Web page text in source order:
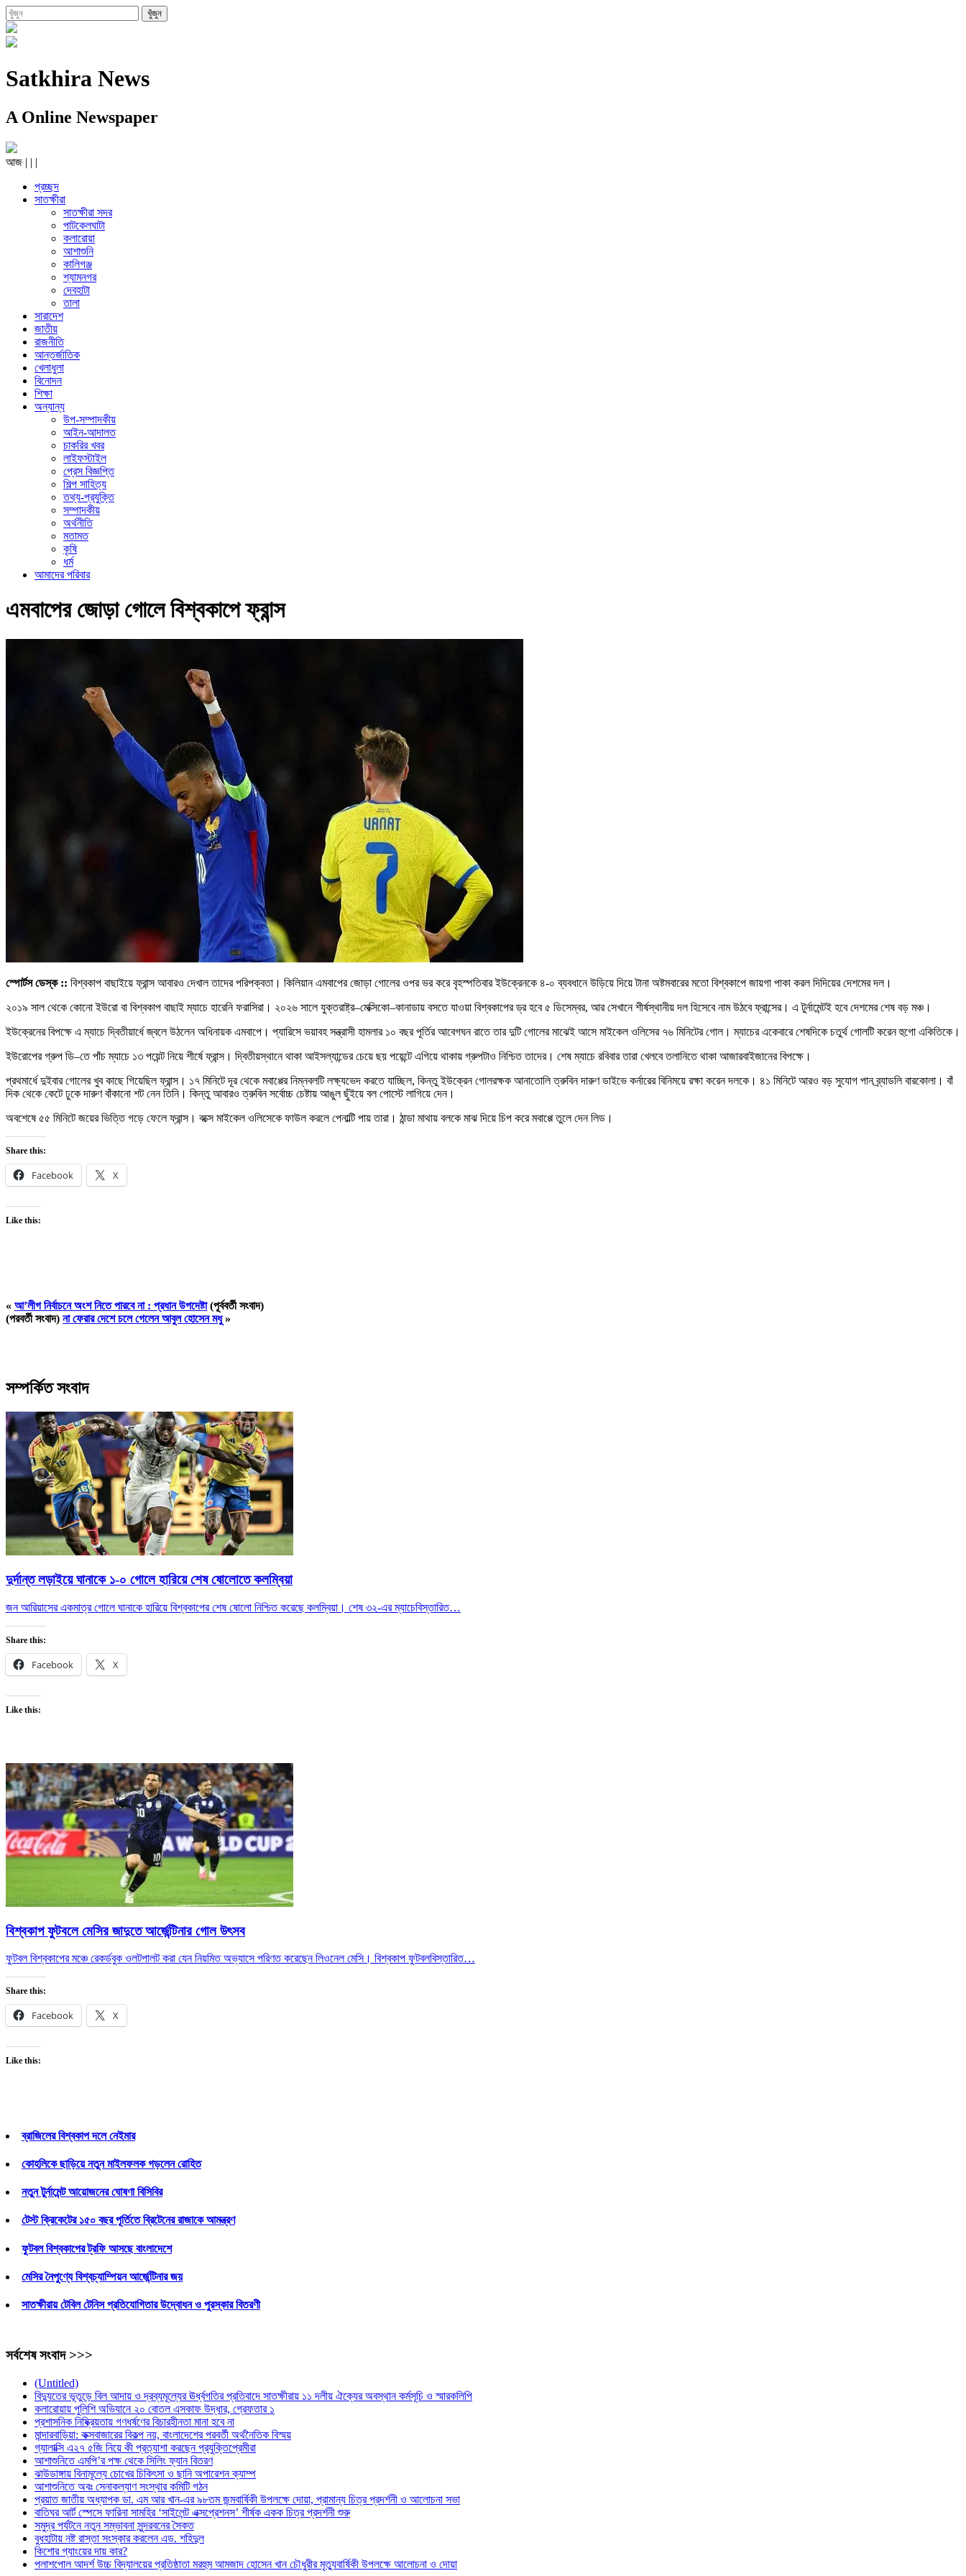
Satkhira News
A Online Newspaper
আজ | | |
প্রচ্ছদ
সাতক্ষীরা
সাতক্ষীরা সদর
পাটকেলঘাটা
কলারোয়া
আশাশুনি
কালিগঞ্জ
শ্যামনগর
দেবহাটা
তালা
সারাদেশ
জাতীয়
রাজনীতি
আন্তর্জাতিক
খেলাধুলা
বিনোদন
শিক্ষা
অন্যান্য
উপ-সম্পাদকীয়
আইন-আদালত
চাকরির খবর
লাইফস্টাইল
প্রেস বিজ্ঞপ্তি
শিল্প সাহিত্য
তথ্য-প্রযুক্তি
সম্পাদকীয়
অর্থনীতি
মতামত
কৃষি
ধর্ম
আমাদের পরিবার
এমবাপের জোড়া গোলে বিশ্বকাপে ফ্রান্স
স্পোর্টস ডেস্ক :: বিশ্বকাপ বাছাইয়ে ফ্রান্স আবারও দেখাল তাদের পরিপক্বতা। কিলিয়ান এমবাপের জোড়া গোলের ওপর ভর করে বৃহস্পতিবার ইউক্রেনকে ৪-০ ব্যবধানে উড়িয়ে দিয়ে টানা অষ্টমবারের মতো বিশ্বকাপে জায়গা পাকা করল দিদিয়ের দেশমের দল।
২০১৯ সাল থেকে কোনো ইউরো বা বিশ্বকাপ বাছাই ম্যাচে হারেনি ফরাসিরা। ২০২৬ সালে যুক্তরাষ্ট্র–মেক্সিকো–কানাডায় বসতে যাওয়া বিশ্বকাপের ড্র হবে ৫ ডিসেম্বর, আর সেখানে শীর্ষস্থানীয় দল হিসেবে নাম উঠবে ফ্রান্সের। এ টুর্নামেন্টই হবে দেশমের শেষ বড় মঞ্চ।
ইউক্রেনের বিপক্ষে এ ম্যাচে দ্বিতীয়ার্ধে জ্বলে উঠলেন অধিনায়ক এমবাপে। প্যারিসে ভয়াবহ সন্ত্রাসী হামলার ১০ বছর পূর্তির আবেগঘন রাতে তার দুটি গোলের মাঝেই আসে মাইকেল ওলিসের ৭৬ মিনিটের গোল। ম্যাচের একেবারে শেষদিকে চতুর্থ গোলটি করেন হুগো একিতিকে।
ইউরোপের গ্রুপ ডি–তে পাঁচ ম্যাচে ১৩ পয়েন্ট নিয়ে শীর্ষে ফ্রান্স। দ্বিতীয়স্থানে থাকা আইসল্যান্ডের চেয়ে ছয় পয়েন্টে এগিয়ে থাকায় গ্রুপটাও নিশ্চিত তাদের। শেষ ম্যাচে রবিবার তারা খেলবে তলানিতে থাকা আজারবাইজানের বিপক্ষে।
প্রথমার্ধে দুইবার গোলের খুব কাছে গিয়েছিল ফ্রান্স। ১৭ মিনিটে দূর থেকে মবাপ্পের নিম্নবলটি লক্ষ্যভেদ করতে যাচ্ছিল, কিন্তু ইউক্রেন গোলরক্ষক আনাতোলি ত্রুবিন দারুণ ডাইভে কর্নারের বিনিময়ে রক্ষা করেন দলকে। ৪১ মিনিটে আরও বড় সুযোগ পান ব্র্যাডলি বারকোলা। বাঁ
দিক থেকে কেটে ঢুকে দারুণ বাঁকানো শট নেন তিনি। কিন্তু আবারও ত্রুবিন সর্বোচ্চ চেষ্টায় আঙুল ছুঁইয়ে বল পোস্টে লাগিয়ে দেন।
অবশেষে ৫৫ মিনিটে জয়ের ভিত্তি গড়ে ফেলে ফ্রান্স। বক্সে মাইকেল ওলিসেকে ফাউল করলে পেনাল্টি পায় তারা। ঠান্ডা মাথায় বলকে মাঝ দিয়ে চিপ করে মবাপ্পে তুলে দেন লিড।
Share this:
Facebook X
Like this:
« আ’লীগ নির্বাচনে অংশ নিতে পারবে না : প্রধান উপদেষ্টা(পূর্ববর্তী সংবাদ)
(পরবর্তী সংবাদ) না ফেরার দেশে চলে গেলেন আবুল হোসেন মধু»
সম্পর্কিত সংবাদ
দুর্দান্ত লড়াইয়ে ঘানাকে ১-০ গোলে হারিয়ে শেষ ষোলোতে কলম্বিয়া
জন আরিয়াসের একমাত্র গোলে ঘানাকে হারিয়ে বিশ্বকাপের শেষ ষোলো নিশ্চিত করেছে কলম্বিয়া। শেষ ৩২-এর ম্যাচেবিস্তারিত…
Share this:
Facebook X
Like this:
বিশ্বকাপ ফুটবলে মেসির জাদুতে আর্জেন্টিনার গোল উৎসব
ফুটবল বিশ্বকাপের মঞ্চে রেকর্ডবুক ওলটপালট করা যেন নিয়মিত অভ্যাসে পরিণত করেছেন লিওনেল মেসি। বিশ্বকাপ ফুটবলবিস্তারিত…
Share this:
Facebook X
Like this:
ব্রাজিলের বিশ্বকাপ দলে নেইমার
কোহলিকে ছাড়িয়ে নতুন মাইলফলক গড়লেন রোহিত
নতুন টুর্নামেন্ট আয়োজনের ঘোষণা বিসিবির
টেস্ট ক্রিকেটের ১৫০ বছর পূর্তিতে ব্রিটেনের রাজাকে আমন্ত্রণ
ফুটবল বিশ্বকাপের ট্রফি আসছে বাংলাদেশে
মেসির নৈপুণ্যে বিশ্বচ্যাম্পিয়ন আর্জেন্টিনার জয়
সাতক্ষীরায় টেবিল টেনিস প্রতিযোগিতার উদ্বোধন ও পুরস্কার বিতরণী
সর্বশেষ সংবাদ >>>
(Untitled)
বিদ্যুতের ভূতুড়ে বিল আদায় ও দ্রব্যমূল্যের ঊর্ধ্বগতির প্রতিবাদে সাতক্ষীরায় ১১ দলীয় ঐক্যের অবস্থান কর্মসূচি ও স্মারকলিপি
কলারোয়ায় পুলিশি অভিযানে ২০ বোতল এসকাফ উদ্ধার, গ্রেফতার ১
প্রশাসনিক নিষ্ক্রিয়তায় গণধর্ষণের বিচারহীনতা মানা হবে না
মান্দারবাড়িয়া: কক্সবাজারের বিকল্প নয়, বাংলাদেশের পরবর্তী অর্থনৈতিক বিস্ময়
গ্যালাক্সি এ২৭ ৫জি নিয়ে কী প্রত্যাশা করছেন প্রযুক্তিপ্রেমীরা
আশাশুনিতে এমপি’র পক্ষ থেকে সিলিং ফ্যান বিতরণ
ঝাউডাঙ্গায় বিনামূল্যে চোখের চিকিৎসা ও ছানি অপারেশন ক্যাম্প
আশাশুনিতে অবঃ সেনাকল্যাণ সংস্থার কমিটি গঠন
প্রয়াত জাতীয় অধ্যাপক ডা. এম আর খান-এর ৯৮তম জন্মবার্ষিকী উপলক্ষে দোয়া, প্রামান্য চিত্র প্রদর্শনী ও আলোচনা সভা
বাতিঘর আর্ট স্পেসে ফারিনা সামহির ‘সাইলেন্ট এক্সপ্রেশনস’ শীর্ষক একক চিত্র প্রদর্শনী শুরু
সমুদ্র পর্যটনে নতুন সম্ভাবনা সুন্দরবনের সৈকত
বুধহাটায় নষ্ট রাস্তা সংস্কার করলেন এড. শহিদুল
কিশোর গ্যাংয়ের দায় কার?
পলাশপোল আদর্শ উচ্চ বিদ্যালয়ের প্রতিষ্ঠাতা মরহুম আমজাদ হোসেন খান চৌধুরীর মৃত্যুবার্ষিকী উপলক্ষে আলোচনা ও দোয়া